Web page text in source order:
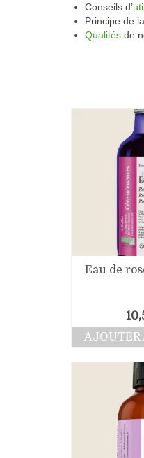
Conseils d’
Principe de la
Qualités de
Eau de
AJOUTER